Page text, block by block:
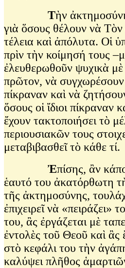
Τὴν
γιὰ ὅσους θέλουν νὰ
τέλεια καὶ ἀπόλυτα. Οἱ
πρὶν τὴν κοίμησή τους
ἐλευθερωθοῦν ψυχικὰ
πρῶτον, νὰ
πίκραναν καὶ νὰ
ὅσους οἱ ἴδιοι πίκραναν
ἔχουν τακτοποιήσει τὸ
περιουσιακῶν τους
μεταβιβασθεῖ τὸ κάθε τί.
Ἐπίσης, ἂν
ἑαυτό του ἀκατόρθωτη
τῆς ἀκτημοσύνης,
ἐπιχειρεῖ νὰ «πειράζει»
του, ἂς ἐργάζεται μὲ
ἐντολὲς τοῦ Θεοῦ καὶ ἂς
στὸ κεφάλι του τὴν
καλύψει πλῆθος